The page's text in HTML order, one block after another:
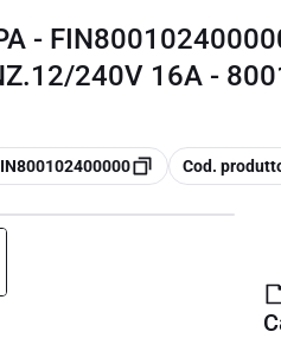
-
240V 16A -
copia
Cod.